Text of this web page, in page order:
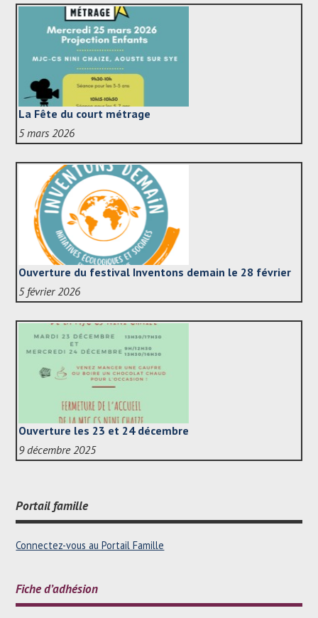
La Fête du court métrage
5 mars 2026
Ouverture du festival Inventons demain le 28 février
5 février 2026
Ouverture les 23 et 24 décembre
9 décembre 2025
Navigation
de
l'article
Portail famille
Connectez-vous au Portail Famille
Fiche d’adhésion